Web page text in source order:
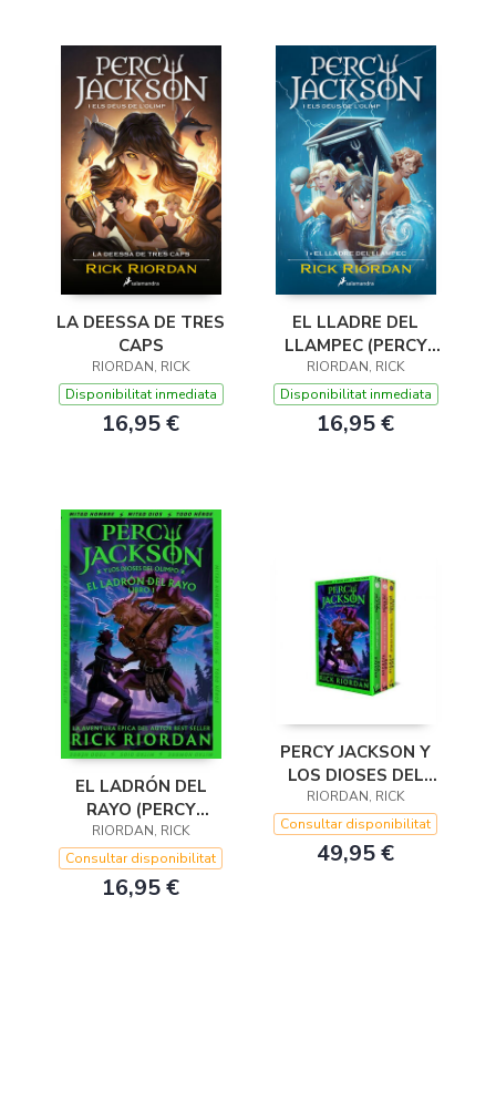
LA DEESSA DE TRES
CAPS
RIORDAN, RICK
Disponibilitat inmediata
16,95 €
EL LLADRE DEL
LLAMPEC (PERCY
JACKSON I ELS DÉUS
DE L'OLIMP 1)
RIORDAN, RICK
Disponibilitat inmediata
16,95 €
EL LADRÓN DEL
RAYO (PERCY
JACKSON Y LOS
DIOSES DEL OLIMPO
1)
RIORDAN, RICK
Consultar disponibilitat
16,95 €
PERCY JACKSON Y
LOS DIOSES DEL
OLIMPO (ESTUCHE
CON: EL LADRÓN
DEL RAYOEL MAR DE
RIORDAN, RICK
Consultar disponibilitat
49,95 €